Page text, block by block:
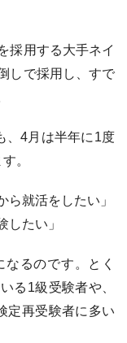
採用する大手ネイ
しで採用し、すで
、4月は半年に1度
。
ら就活をしたい」
したい」
るのです。とく
る1級受験者や、
定再受験者に多い